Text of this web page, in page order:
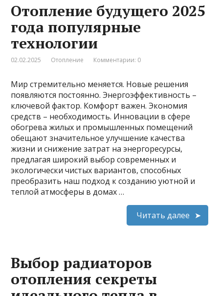
Отопление будущего 2025
года популярные
технологии
02.02.2025 Отопление Комментарии: 0
Мир стремительно меняется. Новые решения
появляются постоянно. Энергоэффективность –
ключевой фактор. Комфорт важен. Экономия
средств – необходимость. Инновации в сфере
обогрева жилых и промышленных помещений
обещают значительное улучшение качества
жизни и снижение затрат на энергоресурсы,
предлагая широкий выбор современных и
экологически чистых вариантов, способных
преобразить наш подход к созданию уютной и
теплой атмосферы в домах …
Читать далее
Выбор радиаторов
отопления секреты